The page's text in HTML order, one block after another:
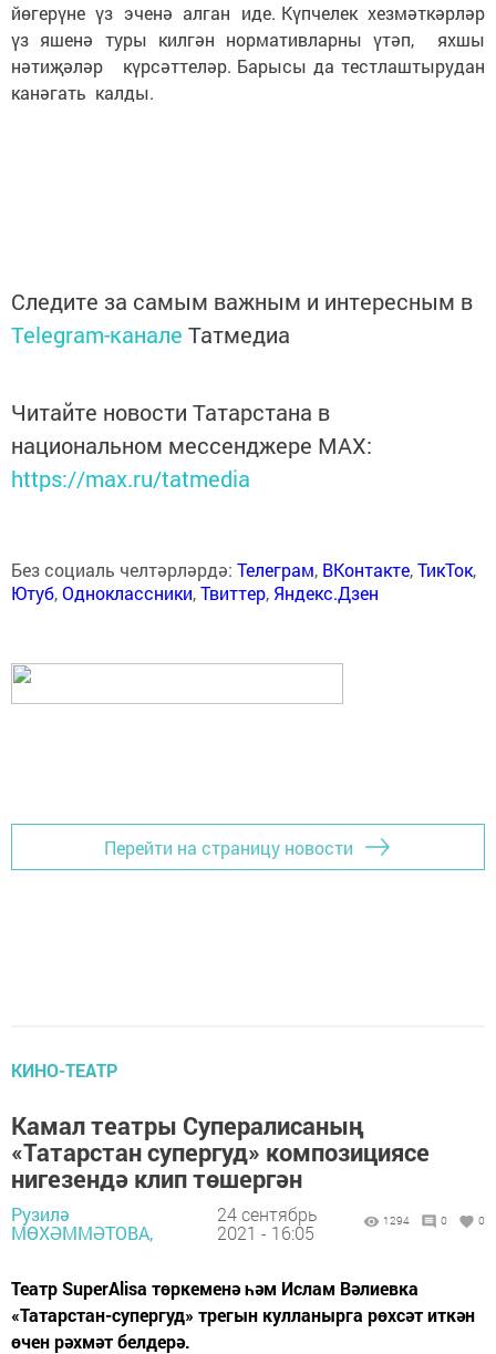
йөгерүне үз эченә алган иде. Күпчелек хезмәткәрләр
үз яшенә туры килгән нормативларны үтәп, яхшы
нәтиҗәләр күрсәттеләр. Барысы да тестлаштырудан
канәгать калды.
Следите за самым важным и интересным в
Telegram-канале Татмедиа
Читайте новости Татарстана в
национальном мессенджере MАХ:
https://max.ru/tatmedia
Без социаль челтәрләрдә: Телеграм, ВКонтакте,ТикТок,
Ютуб,Одноклассники,Твиттер, Яндекс.Дзен
Перейти на страницу новости
КИНО-ТЕАТР
Камал театры Супералисаның
«Татарстан супергуд» композициясе
нигезендә клип төшергән
Рузилә
МӨХӘММӘТОВА,
24 сентябрь
2021 - 16:05
1294 0 0
Театр SuperAlisa төркеменә һәм Ислам Вәлиевка
«Татарстан-супергуд» трегын кулланырга рөхсәт иткән
өчен рәхмәт белдерә.